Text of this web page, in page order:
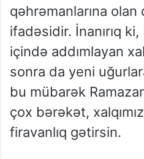
qəhrəmanlarına
ifadəsidir. İnanırıq
içində addımlayan
sonra da yeni
bu mübarək
çox bərəkət,
firavanlıq gətirsin.